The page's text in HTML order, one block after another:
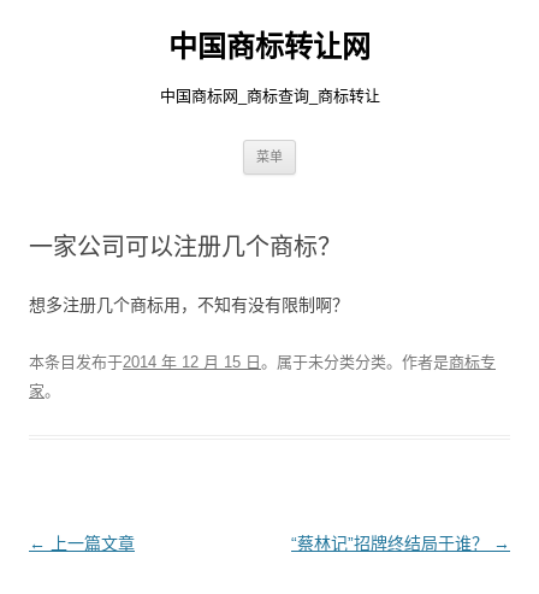
中国商标转让网
中国商标网_商标查询_商标转让
菜单
一家公司可以注册几个商标？
想多注册几个商标用，不知有没有限制啊？
本条目发布于2014 年 12 月 15 日 。属于未分类分类。 作者是商标专
家。
文
← 上一篇文章 “蔡林记”招牌终结局于谁？ →